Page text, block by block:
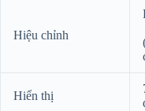
Hiệu chỉnh
Hiển thị